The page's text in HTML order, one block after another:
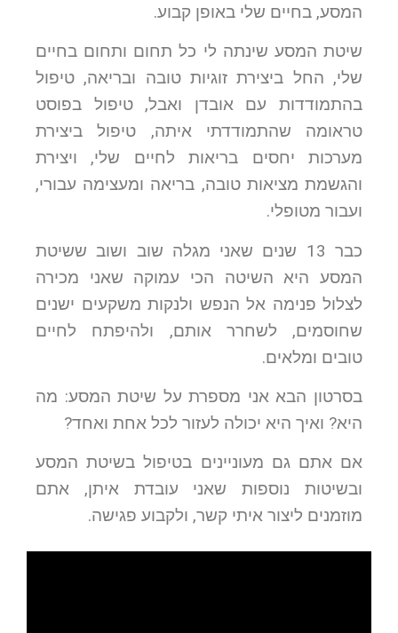
המסע, בחיים שלי באופן קבוע.
שיטת המסע שינתה לי כל תחום ותחום בחיים
שלי, החל ביצירת זוגיות טובה ובריאה, טיפול
בהתמודדות עם אובדן ואבל, טיפול בפוסט
טראומה שהתמודדתי איתה, טיפול ביצירת
מערכות יחסים בריאות לחיים שלי, ויצירת
והגשמת מציאות טובה, בריאה ומעצימה עבורי,
ועבור מטופלי.
כבר 13 שנים שאני מגלה שוב ושוב ששיטת
המסע היא השיטה הכי עמוקה שאני מכירה
לצלול פנימה אל הנפש ולנקות משקעים ישנים
שחוסמים, לשחרר אותם, ולהיפתח לחיים
טובים ומלאים.
בסרטון הבא אני מספרת על שיטת המסע: מה
היא? ואיך היא יכולה לעזור לכל אחת ואחד?
אם אתם גם מעוניינים בטיפול בשיטת המסע
ובשיטות נוספות שאני עובדת איתן, אתם
מוזמנים ליצור איתי קשר, ולקבוע פגישה.